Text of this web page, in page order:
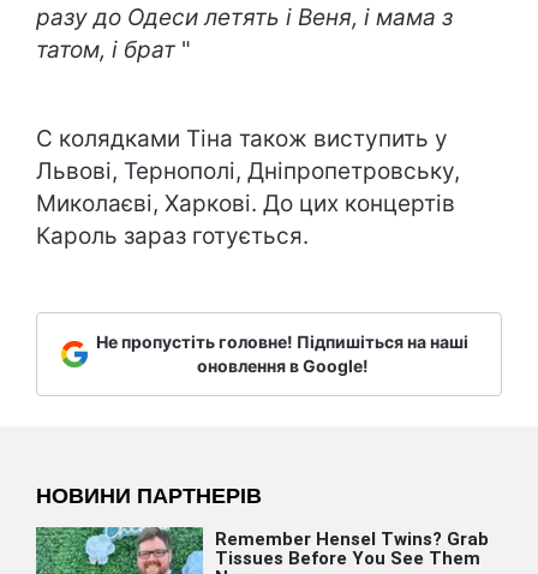
разу до Одеси летять і Веня, і мама з
татом, і брат "
С колядками Тіна також виступить у
Львові, Тернополі, Дніпропетровську,
Миколаєві, Харкові. До цих концертів
Кароль зараз готується.
Не пропустіть головне! Підпишіться на наші
оновлення в Google!